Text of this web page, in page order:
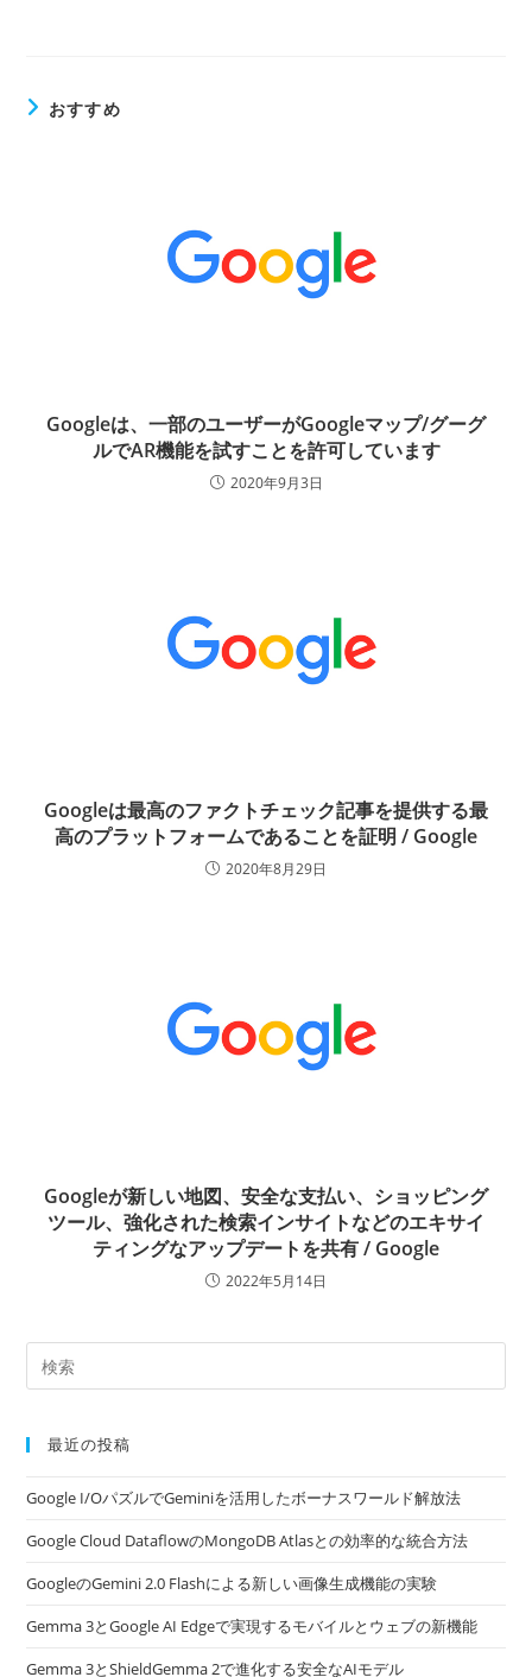
おすすめ
Googleは、一部のユーザーがGoogleマップ/グーグ
ルでAR機能を試すことを許可しています
2020年9月3日
Googleは最高のファクトチェック記事を提供する最
高のプラットフォームであることを証明 / Google
2020年8月29日
Googleが新しい地図、安全な支払い、ショッピング
ツール、強化された検索インサイトなどのエキサイ
ティングなアップデートを共有 / Google
2022年5月14日
最近の投稿
Google I/OパズルでGeminiを活用したボーナスワールド解放法
Google Cloud DataflowのMongoDB Atlasとの効率的な統合方法
GoogleのGemini 2.0 Flashによる新しい画像生成機能の実験
Gemma 3とGoogle AI Edgeで実現するモバイルとウェブの新機能
Gemma 3とShieldGemma 2で進化する安全なAIモデル